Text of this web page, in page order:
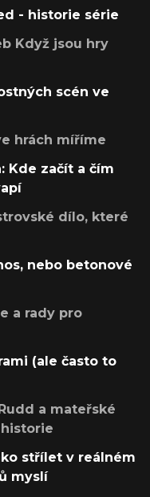
- historie série
Když jsou hry
scén ve
hrách míříme
Kde začít a čím
dílo, které
nebo betonové
a rady pro
(ale často to
a mateřské
střílet v reálném
myslí